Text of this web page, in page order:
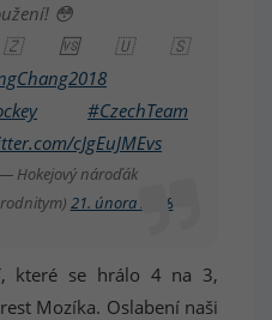
😳
#CzechTeam
cJgEuJMEvs
— Hokejový nároďák
21. února 2018
které se hrálo 4 na 3,
Mozíka. Oslabení naši